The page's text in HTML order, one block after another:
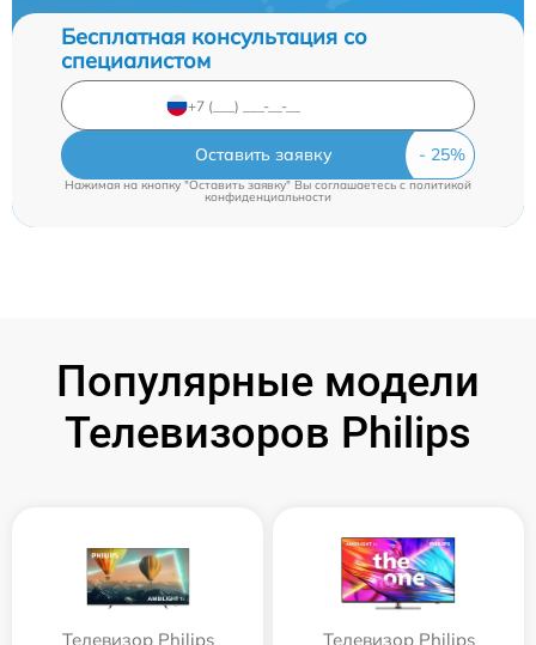
Бесплатная консультация со
специалистом
Оставить заявку
Нажимая на кнопку "Оставить заявку" Вы соглашаетесь c политикой
конфиденциальности
Популярные модели
Телевизоров Philips
Телевизор Philips
Телевизор Philips